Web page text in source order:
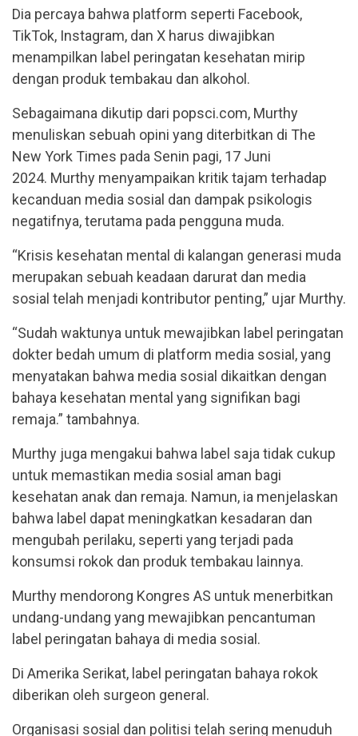
Dia percaya bahwa platform seperti Facebook,
TikTok, Instagram, dan X harus diwajibkan
menampilkan label peringatan kesehatan mirip
dengan produk tembakau dan alkohol.
Sebagaimana dikutip dari popsci.com, Murthy
menuliskan sebuah opini yang diterbitkan di The
New York Times pada Senin pagi, 17 Juni
2024. Murthy menyampaikan kritik tajam terhadap
kecanduan media sosial dan dampak psikologis
negatifnya, terutama pada pengguna muda.
“Krisis kesehatan mental di kalangan generasi muda
merupakan sebuah keadaan darurat dan media
sosial telah menjadi kontributor penting,” ujar Murthy.
“Sudah waktunya untuk mewajibkan label peringatan
dokter bedah umum di platform media sosial, yang
menyatakan bahwa media sosial dikaitkan dengan
bahaya kesehatan mental yang signifikan bagi
remaja.” tambahnya.
Murthy juga mengakui bahwa label saja tidak cukup
untuk memastikan media sosial aman bagi
kesehatan anak dan remaja. Namun, ia menjelaskan
bahwa label dapat meningkatkan kesadaran dan
mengubah perilaku, seperti yang terjadi pada
konsumsi rokok dan produk tembakau lainnya.
Murthy mendorong Kongres AS untuk menerbitkan
undang-undang yang mewajibkan pencantuman
label peringatan bahaya di media sosial.
Di Amerika Serikat, label peringatan bahaya rokok
diberikan oleh surgeon general.
Organisasi sosial dan politisi telah sering menuduh